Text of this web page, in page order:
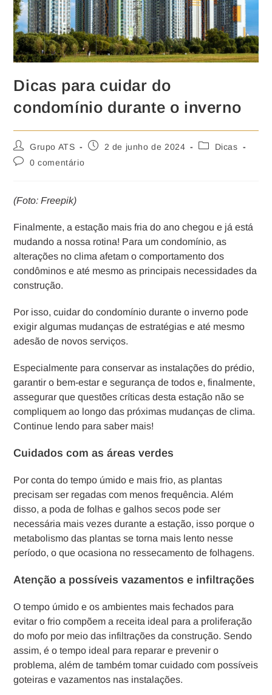
Dicas para cuidar do
condomínio durante o inverno
Grupo ATS 2 de junho de 2024
Dicas
0 comentário
(Foto: Freepik)
Finalmente, a estação mais fria do ano chegou e já está
mudando a nossa rotina! Para um condomínio, as
alterações no clima afetam o comportamento dos
condôminos e até mesmo as principais necessidades da
construção.
Por isso, cuidar do condomínio durante o inverno pode
exigir algumas mudanças de estratégias e até mesmo
adesão de novos serviços.
Especialmente para conservar as instalações do prédio,
garantir o bem-estar e segurança de todos e, finalmente,
assegurar que questões críticas desta estação não se
compliquem ao longo das próximas mudanças de clima.
Continue lendo para saber mais!
Cuidados com as áreas verdes
Por conta do tempo úmido e mais frio, as plantas
precisam ser regadas com menos frequência. Além
disso, a poda de folhas e galhos secos pode ser
necessária mais vezes durante a estação, isso porque o
metabolismo das plantas se torna mais lento nesse
período, o que ocasiona no ressecamento de folhagens.
Atenção a possíveis vazamentos e infiltrações
O tempo úmido e os ambientes mais fechados para
evitar o frio compõem a receita ideal para a proliferação
do mofo por meio das infiltrações da construção. Sendo
assim, é o tempo ideal para reparar e prevenir o
problema, além de também tomar cuidado com possíveis
goteiras e vazamentos nas instalações.